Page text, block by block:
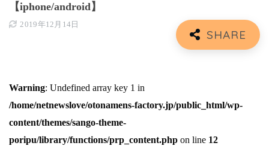
【iphone/android】
2019年12月14日
Warning: Undefined array key 1 in
/home/netnewslove/otonamens-factory.jp/public_html/wp-
content/themes/sango-theme-
poripu/library/functions/prp_content.php on line 12